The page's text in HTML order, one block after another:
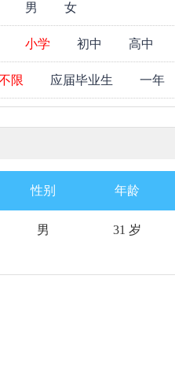
男 女
小学 初中 高中
限 应届毕业生 一年
性别 年龄
男 31 岁